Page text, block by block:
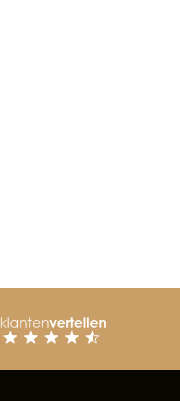
klantenvertellen